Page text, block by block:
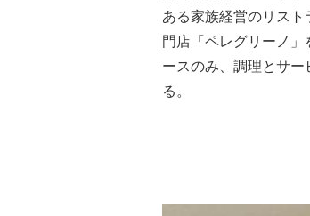
ある家族経営のリス
⾨店「ペレグリーノ
ースのみ、調理とサ
る。